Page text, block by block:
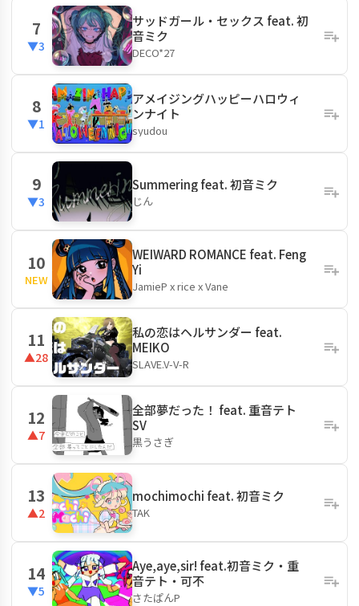
7
▼3
サッドガール・セックス feat. 初
音ミク
DECO*27
8
▼1
アメイジングハッピーハロウィ
ンナイト
syudou
9
▼3
Summering feat. 初音ミク
じん
10
NEW
WEIWARD ROMANCE feat. Feng
Yi
JamieP x rice x Vane
11
▲28
私の恋はヘルサンダー feat.
MEIKO
SLAVE.V-V-R
12
▲7
全部夢だった！ feat. 重音テト
SV
黒うさぎ
13
▲2
mochimochi feat. 初音ミク
TAK
14
▼5
Aye,aye,sir! feat.初音ミク・重
音テト・可不
さたぱんP